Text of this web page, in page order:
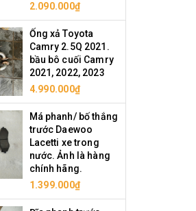
2.090.000₫
Ống xả Toyota
Camry 2.5Q 2021.
bầu bô cuối Camry
2021, 2022, 2023
4.990.000₫
Má phanh/ bố thắng
trước Daewoo
Lacetti xe trong
nước. Ảnh là hàng
chính hãng.
1.399.000₫